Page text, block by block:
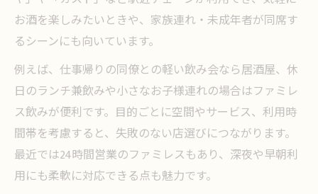
お酒を楽しみたいときや、家族連れ・未成年者が同席す
るシーンにも向いています。
例えば、仕事帰りの同僚との軽い飲み会なら居酒屋、休
日のランチ兼飲みや小さなお子様連れの場合はファミレ
ス飲みが便利です。目的ごとに空間やサービス、利用時
間帯を考慮すると、失敗のない店選びにつながります。
最近では24時間営業のファミレスもあり、深夜や早朝利
用にも柔軟に対応できる点も魅力です。